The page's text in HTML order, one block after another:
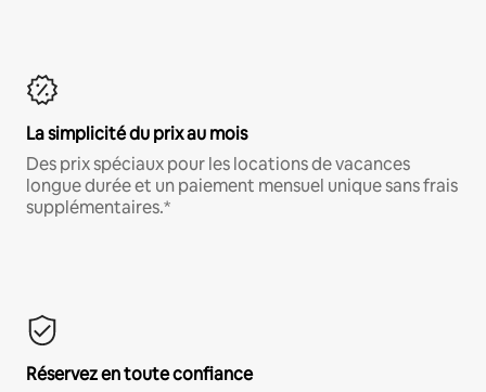
La simplicité du prix au mois
Des prix spéciaux pour les locations de vacances
longue durée et un paiement mensuel unique sans frais
supplémentaires.*
Réservez en toute confiance